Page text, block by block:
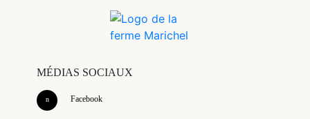
MÉDIAS SOCIAUX
Facebook